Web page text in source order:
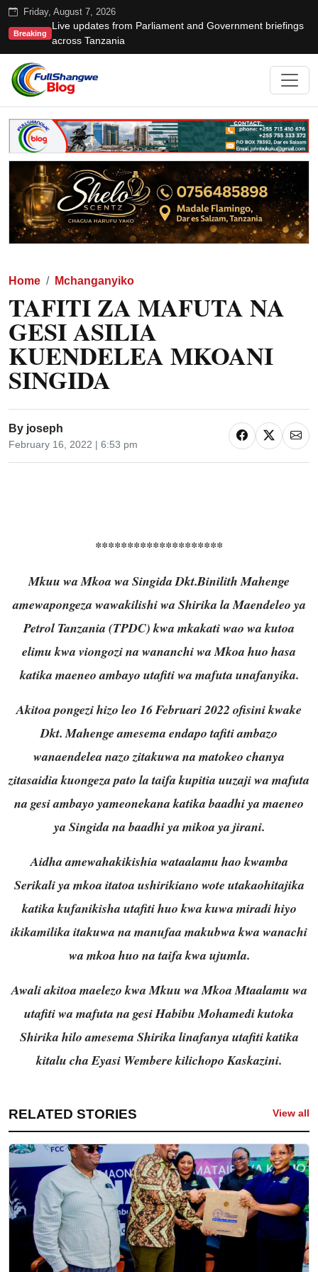
Friday, August 7, 2026
Breaking
Live updates from Parliament and Government briefings
across Tanzania
Home Mchanganyiko
TAFITI ZA MAFUTA NA
GESI ASILIA
KUENDELEA MKOANI
SINGIDA
By joseph
February 16, 2022 | 6:53 pm
********************
Mkuu wa Mkoa wa Singida Dkt.Binilith Mahenge
amewapongeza wawakilishi wa Shirika la Maendeleo ya
Petrol Tanzania (TPDC) kwa mkakati wao wa kutoa
elimu kwa viongozi na wananchi wa Mkoa huo hasa
katika maeneo ambayo utafiti wa mafuta unafanyika.
Akitoa pongezi hizo leo 16 Februari 2022 ofisini kwake
Dkt. Mahenge amesema endapo tafiti ambazo
wanaendelea nazo zitakuwa na matokeo chanya
zitasaidia kuongeza pato la taifa kupitia uuzaji wa mafuta
na gesi ambayo yameonekana katika baadhi ya maeneo
ya Singida na baadhi ya mikoa ya jirani.
Aidha amewahakikishia wataalamu hao kwamba
Serikali ya mkoa itatoa ushirikiano wote utakaohitajika
katika kufanikisha utafiti huo kwa kuwa miradi hiyo
ikikamilika itakuwa na manufaa makubwa kwa wanachi
wa mkoa huo na taifa kwa ujumla.
Awali akitoa maelezo kwa Mkuu wa Mkoa Mtaalamu wa
utafiti wa mafuta na gesi Habibu Mohamedi kutoka
Shirika hilo amesema Shirika linafanya utafiti katika
kitalu cha Eyasi Wembere kilichopo Kaskazini.
RELATED STORIES View all